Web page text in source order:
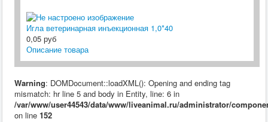
Игла ветеринарная инъекционная 1,0*40
0,05 руб
Описание товара
Warning: DOMDocument::loadXML(): Opening and ending tag
mismatch: hr line 5 and body in Entity, line: 6 in
/var/www/user44543/data/www/liveanimal.ru/administrator/
on line 152